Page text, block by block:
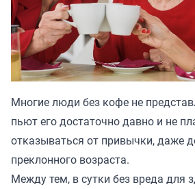
Многие люди без кофе не
пьют его достаточно давно и не
отказываться от привычки, даже
преклонного возраста.
Между тем, в сутки без вреда для